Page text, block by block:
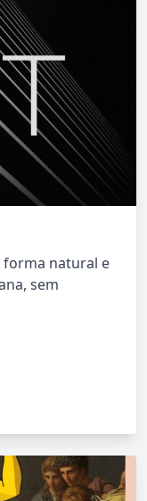
forma natural e
sem